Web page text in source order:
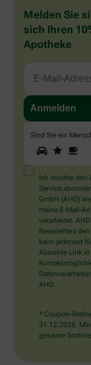
Melden Sie
sich Ihren
Apotheke
Sind Sie ein
Sind
Sie
ein
Mensch?
Dann
wählen
Sie
bitte
das
Auto.
1 2
Ich möchte den
Service
GmbH (AHD)
meine E-Mail-
verarbeitet.
Newsletters
kann jederzeit
Abmelde-Link
AHD.
* Coupon-
31.12.2026.
gesamte